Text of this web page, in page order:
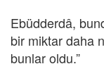
Ebüdderdâ,
bir miktar daha
bunlar oldu.”